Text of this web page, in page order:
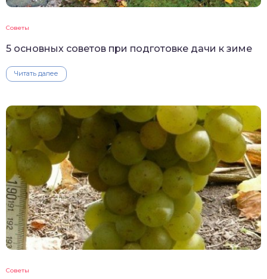
Советы
5 основных советов при подготовке дачи к зиме
Читать далее
Советы